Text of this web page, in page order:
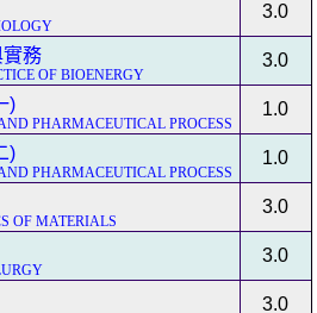
3.0
務
OF BIOENERGY
3.0
)
PHARMACEUTICAL PROCESS
1.0
)
PHARMACEUTICAL PROCESS
1.0
OF MATERIALS
3.0
3.0
3.0